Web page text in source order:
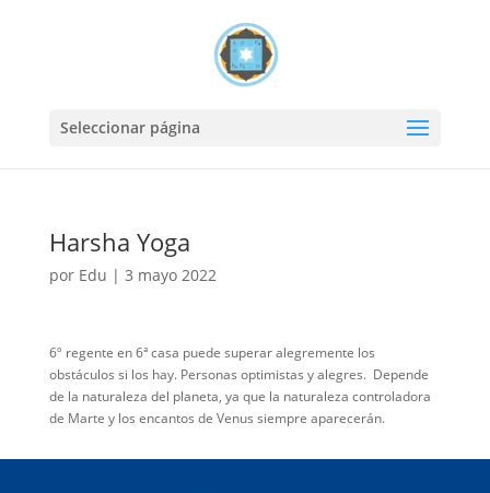
Seleccionar página
Harsha Yoga
por Edu | 3 mayo 2022
6º regente en 6ª casa puede superar alegremente los
obstáculos si los hay. Personas optimistas y alegres. Depende
de la naturaleza del planeta, ya que la naturaleza controladora
de Marte y los encantos de Venus siempre aparecerán.